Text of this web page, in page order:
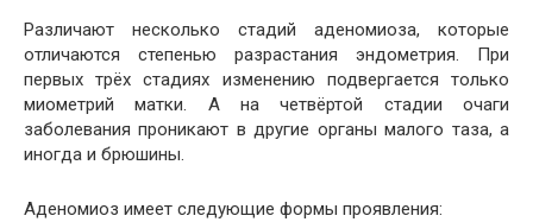
Различают несколько стадий аденомиоза, которые
отличаются степенью разрастания эндометрия. При
первых трёх стадиях изменению подвергается только
миометрий матки. А на четвёртой стадии очаги
заболевания проникают в другие органы малого таза, а
иногда и брюшины.
Аденомиоз имеет следующие формы проявления: